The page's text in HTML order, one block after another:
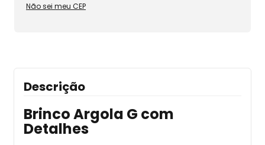
Não sei meu CEP
Descrição
Brinco Argola G com
Detalhes